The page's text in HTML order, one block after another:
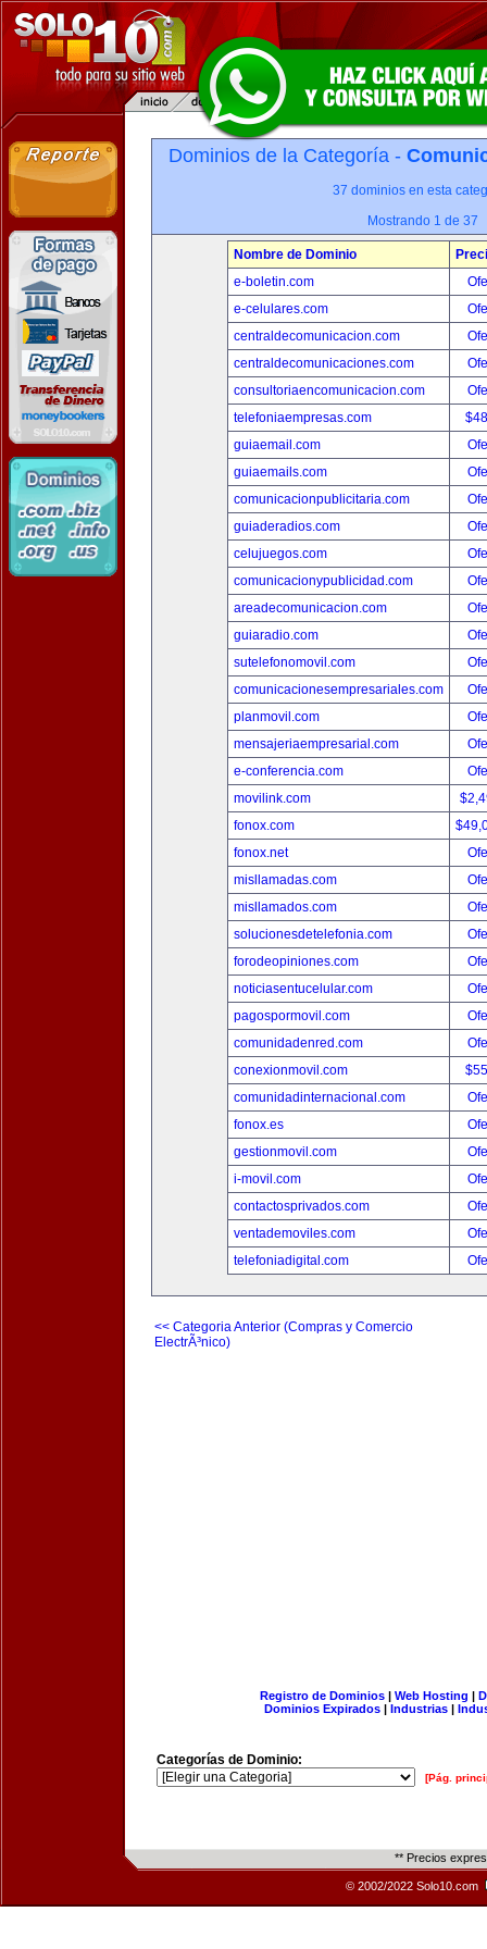
Dominios de la Categoría -
37 dominios en esta
Mostrando 1 de 37
Nombre de Dominio
e-boletin.com
e-celulares.com
centraldecomunicacion.com
centraldecomunicaciones.com
consultoriaencomunicacion.com
telefoniaempresas.com
guiaemail.com
guiaemails.com
comunicacionpublicitaria.com
guiaderadios.com
celujuegos.com
comunicacionypublicidad.com
areadecomunicacion.com
guiaradio.com
sutelefonomovil.com
comunicacionesempresariales.com
planmovil.com
mensajeriaempresarial.com
e-conferencia.com
movilink.com
fonox.com
fonox.net
misllamadas.com
misllamados.com
solucionesdetelefonia.com
forodeopiniones.com
noticiasentucelular.com
pagospormovil.com
comunidadenred.com
conexionmovil.com
comunidadinternacional.com
fonox.es
gestionmovil.com
i-movil.com
contactosprivados.com
ventademoviles.com
telefoniadigital.com
<< Categoria Anterior (Compras y Comercio
ElectrÃ³nico)
Registro de Dominios| Web Hosting |
Dominios Expirados | Industrias |
Categorías de Dominio:
[Pág.
** Precios
© 2002/2022 Solo10.com